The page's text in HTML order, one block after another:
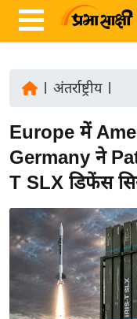
ज़ा
ख
ब
र
ष्ट्री
त
अंतर्राष्ट्रीय|
Europe में
Germany ने
T SLX डिफेंस